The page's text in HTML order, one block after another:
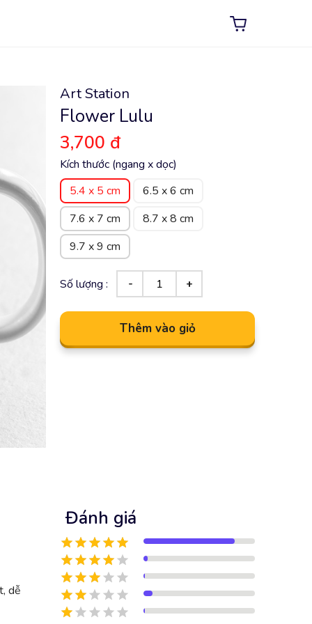
Art Station
Flower Lulu
3,700 đ
Kích thước (ngang x dọc)
5.4 x 5 cm
6.5 x 6 cm
7.6 x 7 cm
8.7 x 8 cm
9.7 x 9 cm
Số lượng :
Thêm vào giỏ
dễ
Đánh giá